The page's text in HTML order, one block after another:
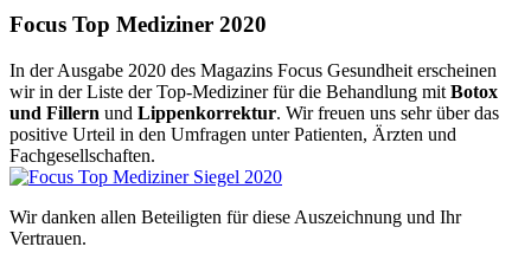
Focus Top Mediziner 2020
In der Ausgabe 2020 des Magazins Focus Gesundheit erscheinen
wir in der Liste der Top-Mediziner für die Behandlung mit Botox
und Fillern und Lippenkorrektur. Wir freuen uns sehr über das
positive Urteil in den Umfragen unter Patienten, Ärzten und
Fachgesellschaften.
Wir danken allen Beteiligten für diese Auszeichnung und Ihr
Vertrauen.